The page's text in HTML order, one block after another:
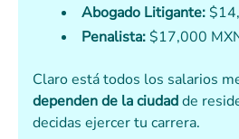
Abogado Litigante:
Penalista: $17,000
Claro está todos los salarios
dependen de la ciudadde
decidas ejercer tu carrera.